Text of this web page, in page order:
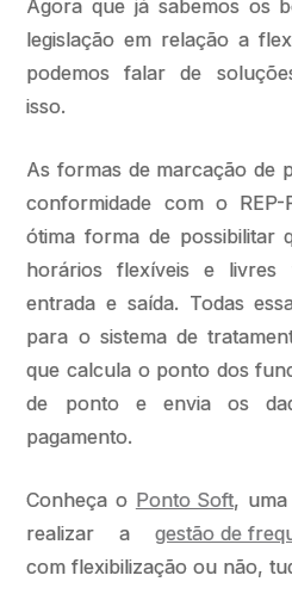
Agora que já sabemos os
legislação em relação a
podemos falar de
isso.
As formas de marcação de
conformidade com o
ótima forma de possibilitar
horários flexíveis e livres
entrada e saída. Todas
para o sistema de
que calcula o ponto dos
de ponto e envia os
pagamento.
Conheça o Ponto Soft, uma
realizar a gestão de
com flexibilização ou não,